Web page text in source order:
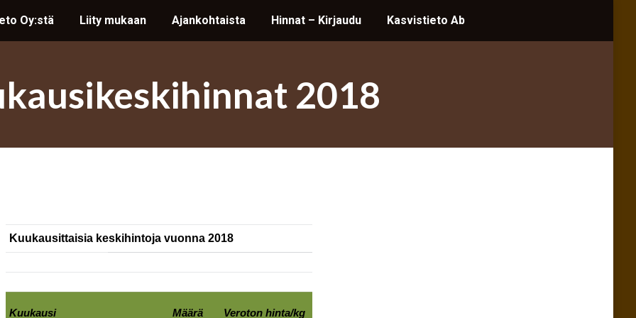
Oy:stä Liity mukaan Ajankohtaista Hinnat – Kirjaudu Kasvistieto Ab
2018
Kuukausittaisia keskihintoja vuonna 2018
Kuukausi Määrä Veroton hinta/kg
Oy:stä Liity mukaan Ajankohtaista Hinnat – Kirjaudu Kasvistieto Ab